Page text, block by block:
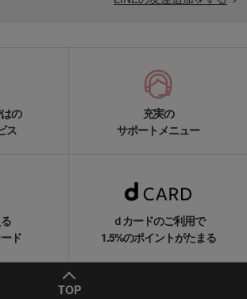
の
ス
充実の
サポートメニュー
ド
ｄカードのご利用で
1.5%のポイントがたまる
TOP